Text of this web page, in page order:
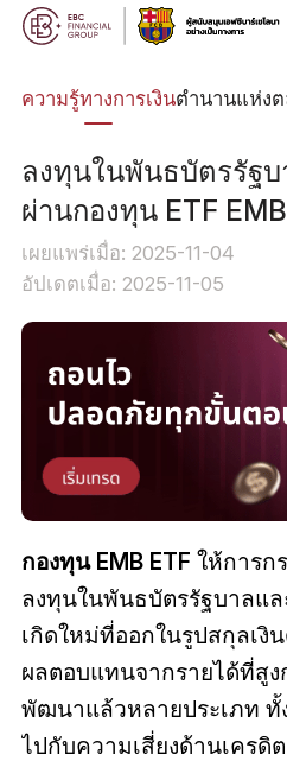
ความรู้ทางการเงินตำนานแห่ง
ลงทุนในพันธบัตรรัฐ
ผ่านกองทุน ETF EMB
เผยแพร่เมื่อ: 2025-11-04
อัปเดตเมื่อ: 2025-11-05
กองทุน EMB ETF ให้การก
ลงทุนในพันธบัตรรัฐบาลแ
เกิดใหม่ที่ออกในรูปสกุลเงิ
ผลตอบแทนจากรายได้ที่สู
พัฒนาแล้วหลายประเภท
ไปกับความเสี่ยงด้านเครดิ